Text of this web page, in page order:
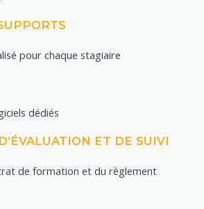
pour chaque stagiaire
dédiés
ET DE SUIVI
de formation et du règlement